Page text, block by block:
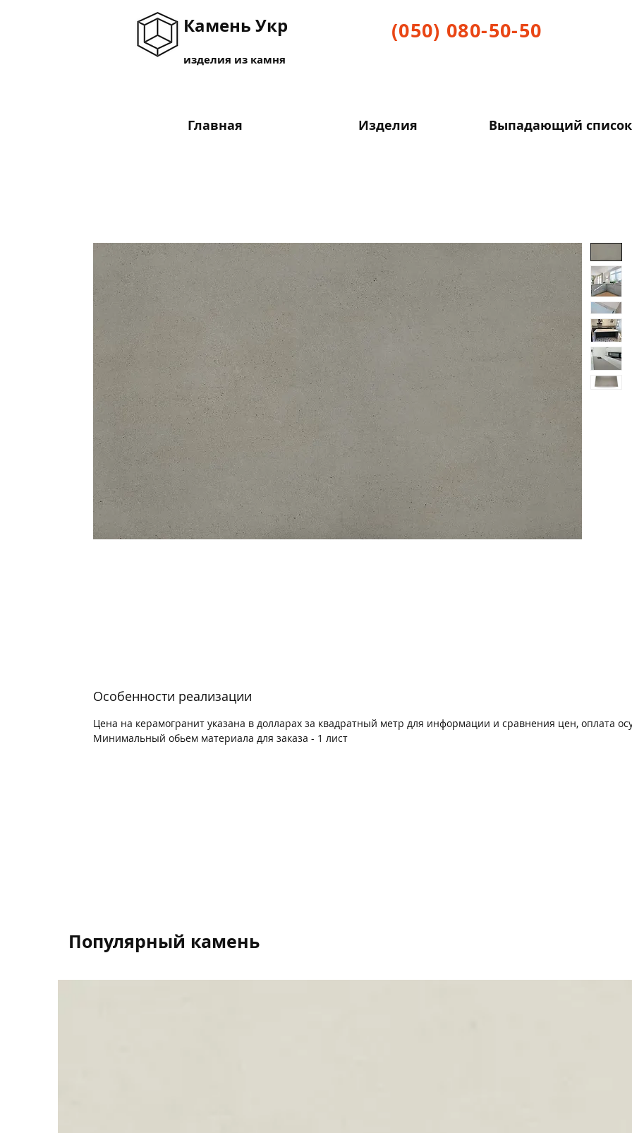
Камень Укр
изделия из камня
(050) 080-50-50
Главная Изделия Выпадающий список
Особенности реализации
Цена на керамогранит указана в долларах за квадратный метр для информации и сравнения цен, оплата
Минимальный обьем материала для заказа - 1 лист
Популярный камень